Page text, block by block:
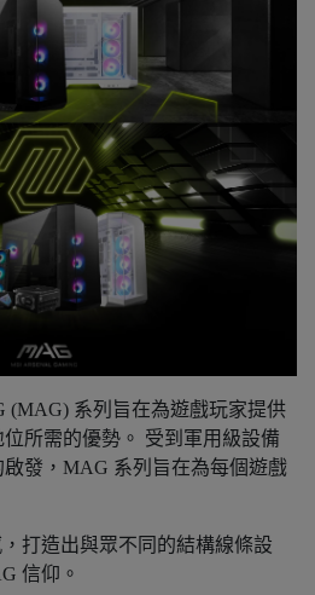
(MAG) 系列旨在為遊戲玩家提供
所需的優勢。 受到軍用級設備
發，MAG 系列旨在為每個遊戲
打造出與眾不同的結構線條設
信仰。